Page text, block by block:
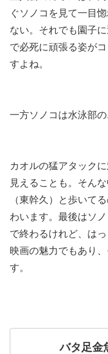
ぐソノコを見て一目
ない。それでも園子
で必死に頑張る姿が
すよね。
一方ソノコは水泳部
カオルの猛アタック
見えることも。そん
（東幹久）と歩いて
わいます。最後はソ
で終わるけれど、は
映画の魅力でもあり
す。
バタ足金